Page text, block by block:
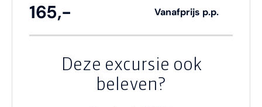
165,- Vanafprijs p.p.
Deze excursie ook
beleven?